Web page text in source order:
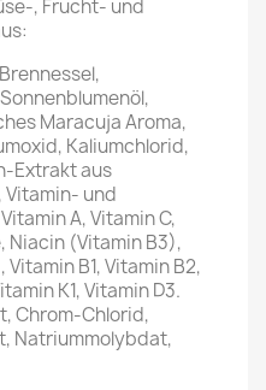
, Frucht- und
Maracuja Aroma,
Kaliumchlorid,
Extrakt aus
und
A, Vitamin C,
Niacin (Vitamin B3),
B1, Vitamin B2,
K1, Vitamin D3.
Chrom-Chlorid,
Natriummolybdat,